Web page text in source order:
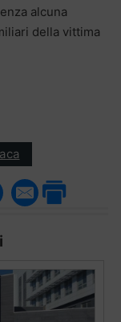
alcuna
della vittima